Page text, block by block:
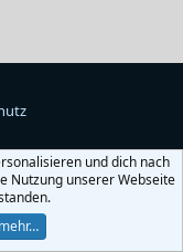
und dich nach
Nutzung unserer Webseite